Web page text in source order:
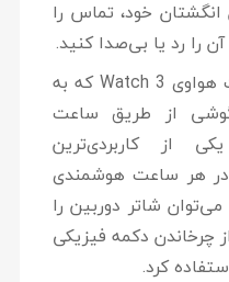
انگشتان خود، تماس را
را رد یا بی‌صدا کنید.
قابلیت شاتر از راه دور ساعت هواوی Watch 3 که به
گوشی از طریق ساعت
از کاربردی‌ترین
3 است که در هر ساعت هوشمندی
شاتر دوربین را
چرخاندن دکمه فیزیکی
کرد.